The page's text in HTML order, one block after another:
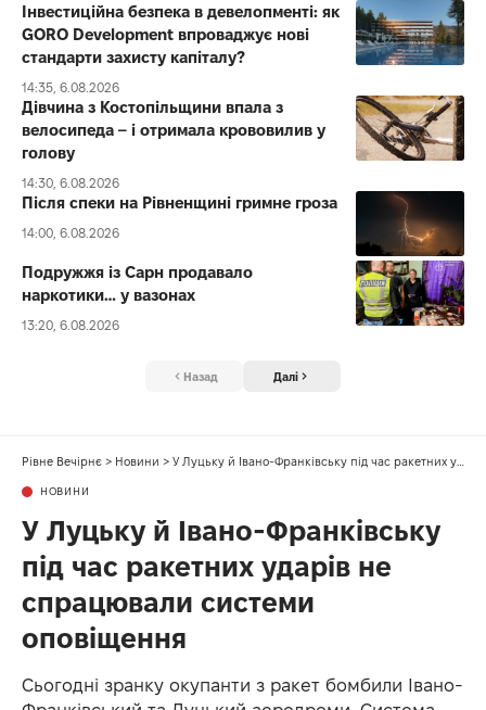
Інвестиційна безпека в девелопменті: як
GORO Development впроваджує нові
стандарти захисту капіталу?
14:35, 6.08.2026
Дівчина з Костопільщини впала з
велосипеда – і отримала крововилив у
голову
14:30, 6.08.2026
Після спеки на Рівненщині гримне гроза
14:00, 6.08.2026
Подружжя із Сарн продавало
наркотики… у вазонах
13:20, 6.08.2026
Назад Далі
Рівне Вечірнє > Новини > У Луцьку й Івано-Франківську під час ракетних ударів не спрацювали системи оповіщення
НОВИНИ
У Луцьку й Івано-Франківську
під час ракетних ударів не
спрацювали системи
оповіщення
Сьогодні зранку окупанти з ракет бомбили Івано-